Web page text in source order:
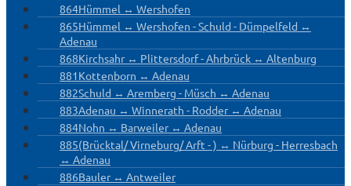
864Hümmel ↔ Wershofen
865Hümmel ↔ Wershofen - Schuld - Dümpelfeld ↔
Adenau
868Kirchsahr ↔ Plittersdorf - Ahrbrück ↔ Altenburg
881Kottenborn ↔ Adenau
882Schuld ↔ Aremberg - Müsch ↔ Adenau
883Adenau ↔ Winnerath - Rodder ↔ Adenau
884Nohn ↔ Barweiler ↔ Adenau
885(Brücktal/ Virneburg/ Arft - ) ↔ Nürburg - Herresbach
↔ Adenau
886Bauler ↔ Antweiler